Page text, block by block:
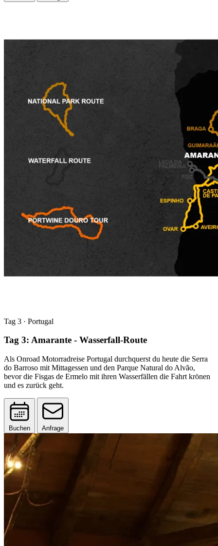
Tag 3 · Portugal
Tag 3: Amarante - Wasserfall-Route
Als Onroad Motorradreise Portugal durchquerst du heute die Serra
do Barroso mit Mittagessen und den Parque Natural do Alvão,
bevor die Fisgas de Ermelo mit ihren Wasserfällen die Fahrt krönen
und es zurück geht.
Buchen Anfrage